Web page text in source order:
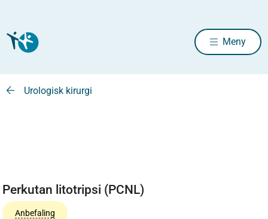
Meny
Urologisk kirurgi
Perkutan litotripsi (PCNL)
Anbefaling